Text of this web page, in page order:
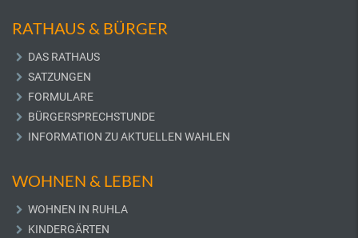
RATHAUS & BÜRGER
DAS RATHAUS
SATZUNGEN
FORMULARE
BÜRGERSPRECHSTUNDE
INFORMATION ZU AKTUELLEN WAHLEN
WOHNEN & LEBEN
WOHNEN IN RUHLA
KINDERGÄRTEN